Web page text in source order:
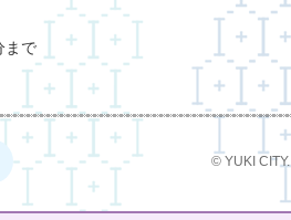
まで
© YUKI CITY.